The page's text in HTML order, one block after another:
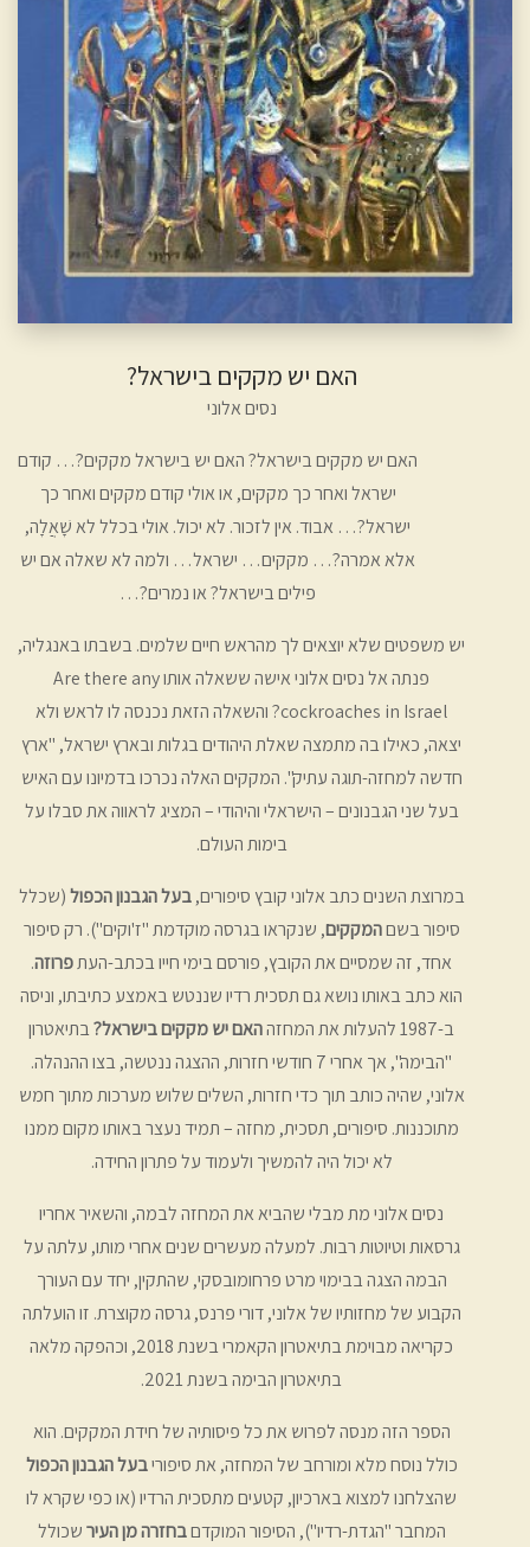
האם יש מקקים בישראל?
נסים אלוני
האם יש מקקים בישראל? האם יש בישראל מקקים?… קודם
ישראל ואחר כך מקקים, או אולי קודם מקקים ואחר כך
ישראל?… אבוד. אין לזכור. לא יכול. אולי בכלל לא שָׁאֲלָה,
אלא אמרה?… מקקים… ישראל… ולמה לא שאלה אם יש
פילים בישראל? או נמרים?…
יש משפטים שלא יוצאים לך מהראש חיים שלמים. בשבתו באנגליה,
פנתה אל נסים אלוני אישה ששאלה אותו Are there any
cockroaches in Israel? והשאלה הזאת נכנסה לו לראש ולא
יצאה, כאילו בה מתמצה שאלת היהודים בגלות ובארץ ישראל, "ארץ
חדשה למחזה-תוגה עתיק". המקקים האלה נכרכו בדמיונו עם האיש
בעל שני הגבנונים – הישראלי והיהודי – המציג לראווה את סבלו על
בימות העולם.
במרוצת השנים כתב אלוני קובץ סיפורים,בעל הגבנון הכפול(שכלל
סיפור בשםהמקקים, שנקראו בגרסה מוקדמת "ז'וקים"). רק סיפור
אחד, זה שמסיים את הקובץ, פורסם בימי חייו בכתב-העתפרוזה.
הוא כתב באותו נושא גם תסכית רדיו שננטש באמצע כתיבתו, וניסה
ב-1987 להעלות את המחזה
האם יש מקקים בישראל?בתיאטרון
"הבימה", אך אחרי 7 חודשי חזרות, ההצגה ננטשה, בצו ההנהלה.
אלוני, שהיה כותב תוך כדי חזרות, השלים שלוש מערכות מתוך חמש
מתוכננות. סיפורים, תסכית, מחזה – תמיד נעצר באותו מקום ממנו
לא יכול היה להמשיך ולעמוד על פתרון החידה.
נסים אלוני מת מבלי שהביא את המחזה לבמה, והשאיר אחריו
גרסאות וטיוטות רבות. למעלה מעשרים שנים אחרי מותו, עלתה על
הבמה הצגה בבימוי מרט פרחומובסקי, שהתקין, יחד עם העורך
הקבוע של מחזותיו של אלוני, דורי פרנס, גרסה מקוצרת. זו הועלתה
כקריאה מבוימת בתיאטרון הקאמרי בשנת 2018, וכהפקה מלאה
בתיאטרון הבימה בשנת 2021.
הספר הזה מנסה לפרוש את כל פיסותיה של חידת המקקים. הוא
כולל נוסח מלא ומורחב של המחזה, את סיפוריבעל הגבנון הכפול
שהצלחנו למצוא בארכיון, קטעים מתסכית הרדיו (או כפי שקרא לו
המחבר "הגדת-רדיו"), הסיפור המוקדםבחזרה מן העירשכולל